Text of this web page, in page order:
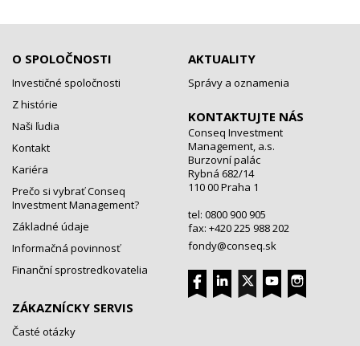
O SPOLOČNOSTI
Investičné spoločnosti
Z histórie
Naši ľudia
Kontakt
Kariéra
Prečo si vybrať Conseq
Investment Management?
Základné údaje
Informačná povinnosť
Finanční sprostredkovatelia
ZÁKAZNÍCKY SERVIS
Časté otázky
AKTUALITY
Správy a oznamenia
KONTAKTUJTE NÁS
Conseq Investment
Management, a.s.
Burzovní palác
Rybná 682/14
110 00 Praha 1
tel: 0800 900 905
fax: +420 225 988 202
fondy@conseq.sk